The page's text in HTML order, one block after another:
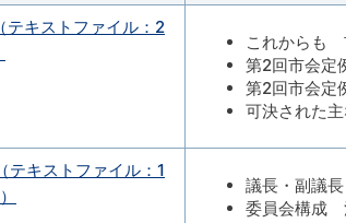
テキストファイル：2
これからも
第2回市会定
第2回市会定
可決された
テキストファイル：1
議長・副議
委員会構成